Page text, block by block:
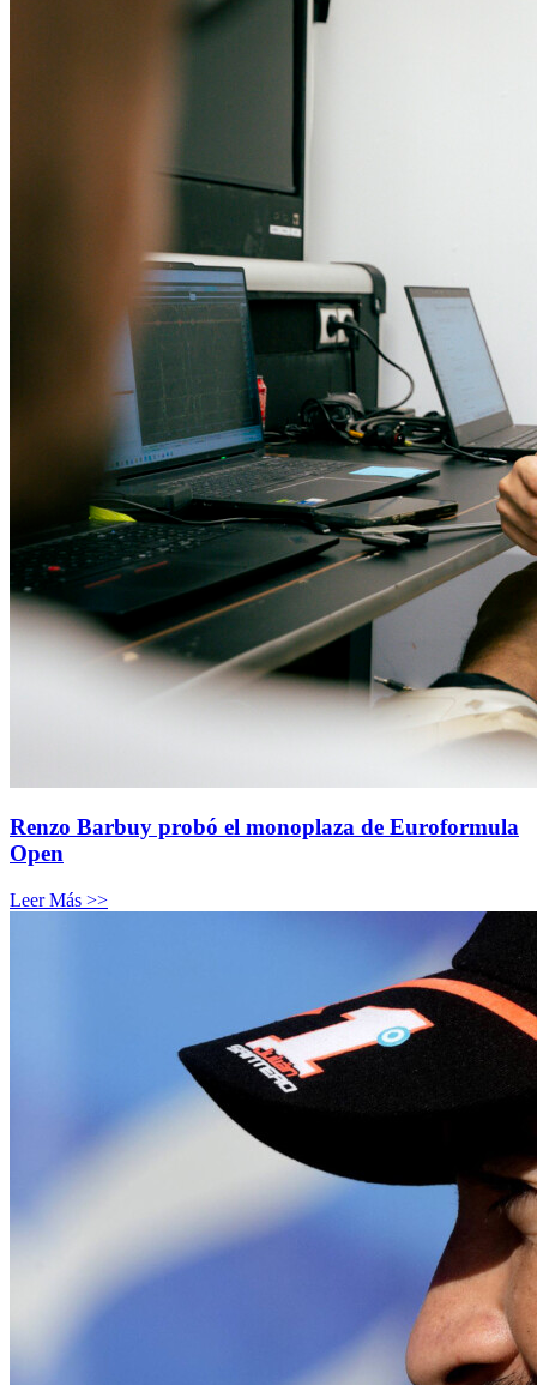
Renzo Barbuy probó el monoplaza de Euroformula
Open
Leer Más >>